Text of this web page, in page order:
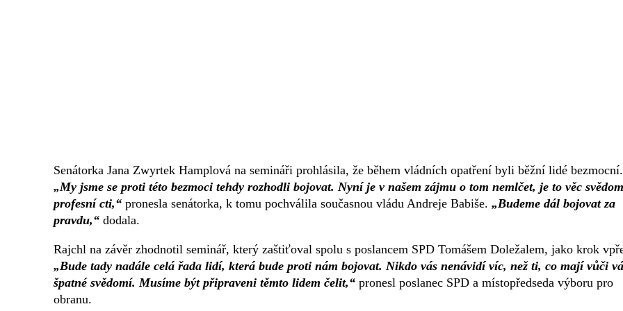
Senátorka Jana Zwyrtek Hamplová na semináři prohlásila, že během vládních opatření byli běžní lidé bezmocní.
„My jsme se proti této bezmoci tehdy rozhodli bojovat. Nyní je v našem zájmu o tom nemlčet, je to věc
profesní cti,“ pronesla senátorka, k tomu pochválila současnou vládu Andreje Babiše. „Budeme dál bojovat za
pravdu,“ dodala.
Rajchl na závěr zhodnotil seminář, který zaštiťoval spolu s poslancem SPD Tomášem Doležalem, jako krok
„Bude tady nadále celá řada lidí, která bude proti nám bojovat. Nikdo vás nenávidí víc, než ti, co mají vůči
špatné svědomí. Musíme být připraveni těmto lidem čelit,“ pronesl poslanec SPD a místopředseda výboru pro
obranu.